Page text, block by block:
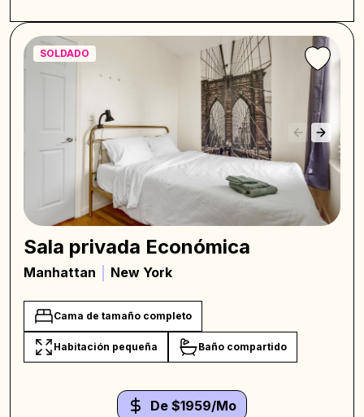
SOLDADO
Sala privada Económica
Manhattan New York
Cama de tamaño completo
Habitación pequeña Baño compartido
De $1959/Mo